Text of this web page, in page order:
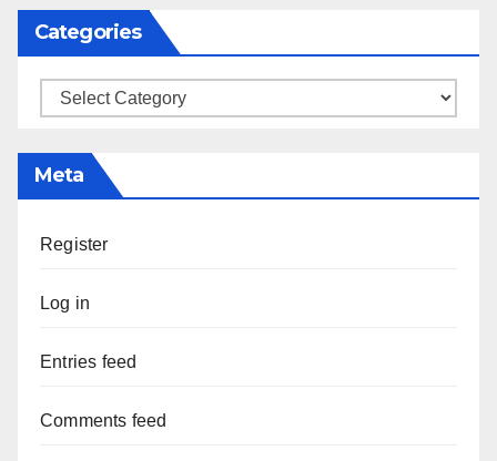
Categories
Categories
Meta
Register
Log in
Entries feed
Comments feed